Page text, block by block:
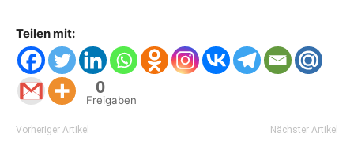
Teilen mit:
0
Freigaben
Vorheriger Artikel Nächster Artikel